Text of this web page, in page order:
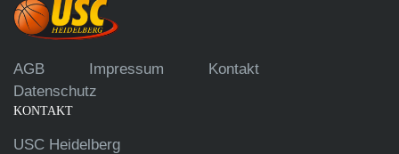
AGB Impressum
Kontakt
Datenschutz
KONTAKT
USC Heidelberg